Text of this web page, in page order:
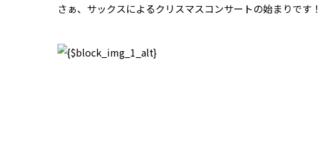
さぁ、サックスによるクリスマスコンサートの始まりです！